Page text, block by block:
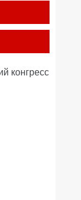
конгресс